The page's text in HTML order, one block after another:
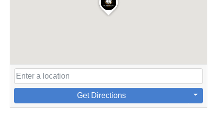
Get Directions